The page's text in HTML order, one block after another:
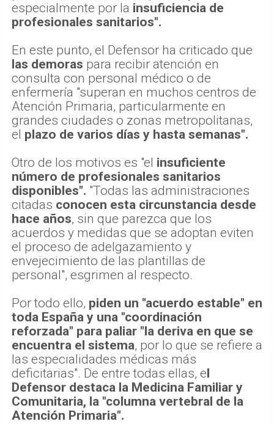
especialmente por la insuficiencia de
profesionales sanitarios".
En este punto, el Defensor ha criticado que
las demoras para recibir atención en
consulta con personal médico o de
enfermería "superan en muchos centros de
Atención Primaria, particularmente en
grandes ciudades o zonas metropolitanas,
el plazo de varios días y hasta semanas".
Otro de los motivos es "el insuficiente
número de profesionales sanitarios
disponibles". "Todas las administraciones
citadas conocen esta circunstancia desde
hace años, sin que parezca que los
acuerdos y medidas que se adoptan eviten
el proceso de adelgazamiento y
envejecimiento de las plantillas de
personal", esgrimen al respecto.
Por todo ello, piden un "acuerdo estable" en
toda España y una "coordinación
reforzada" para paliar "la deriva en que se
encuentra el sistema, por lo que se refiere a
las especialidades médicas más
deficitarias". De entre todas ellas, el
Defensor destaca la Medicina Familiar y
Comunitaria, la "columna vertebral de la
Atención Primaria".